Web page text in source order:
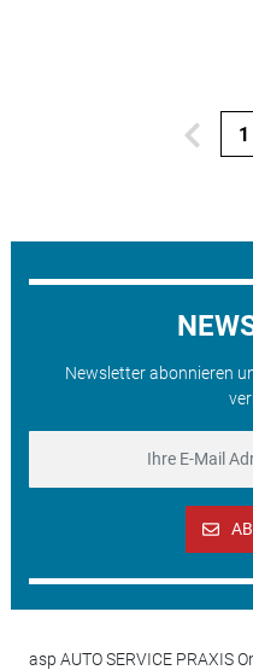
1
Newsletter abonnieren
asp AUTO SERVICE PRAXIS